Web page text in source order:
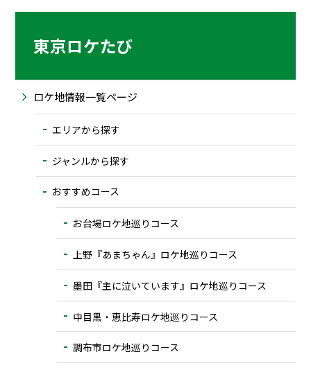
東京ロケたび
ロケ地情報一覧ページ
エリアから探す
ジャンルから探す
おすすめコース
お台場ロケ地巡りコース
上野『あまちゃん』ロケ地巡りコース
墨田『主に泣いています』ロケ地巡りコース
中目黒・恵比寿ロケ地巡りコース
調布市ロケ地巡りコース